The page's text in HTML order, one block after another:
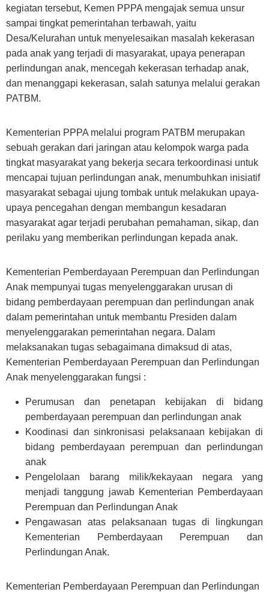
kegiatan tersebut, Kemen PPPA mengajak semua unsur
sampai tingkat pemerintahan terbawah, yaitu
Desa/Kelurahan untuk menyelesaikan masalah kekerasan
pada anak yang terjadi di masyarakat, upaya penerapan
perlindungan anak, mencegah kekerasan terhadap anak,
dan menanggapi kekerasan, salah satunya melalui gerakan
PATBM.
Kementerian PPPA melalui program PATBM merupakan
sebuah gerakan dari jaringan atau kelompok warga pada
tingkat masyarakat yang bekerja secara terkoordinasi untuk
mencapai tujuan perlindungan anak, menumbuhkan inisiatif
masyarakat sebagai ujung tombak untuk melakukan upaya-
upaya pencegahan dengan membangun kesadaran
masyarakat agar terjadi perubahan pemahaman, sikap, dan
perilaku yang memberikan perlindungan kepada anak.
Kementerian Pemberdayaan Perempuan dan Perlindungan
Anak mempunyai tugas menyelenggarakan urusan di
bidang pemberdayaan perempuan dan perlindungan anak
dalam pemerintahan untuk membantu Presiden dalam
menyelenggarakan pemerintahan negara. Dalam
melaksanakan tugas sebagaimana dimaksud di atas,
Kementerian Pemberdayaan Perempuan dan Perlindungan
Anak menyelenggarakan fungsi :
Perumusan dan penetapan kebijakan di bidang
pemberdayaan perempuan dan perlindungan anak
Koodinasi dan sinkronisasi pelaksanaan kebijakan di
bidang pemberdayaan perempuan dan perlindungan
anak
Pengelolaan barang milik/kekayaan negara yang
menjadi tanggung jawab Kementerian Pemberdayaan
Perempuan dan Perlindungan Anak
Pengawasan atas pelaksanaan tugas di lingkungan
Kementerian Pemberdayaan Perempuan dan
Perlindungan Anak.
Kementerian Pemberdayaan Perempuan dan Perlindungan